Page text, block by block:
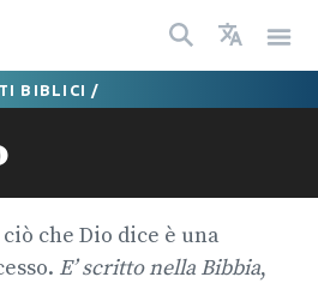
BIBLICI /
che Dio dice è una
E’ scritto nella Bibbia,